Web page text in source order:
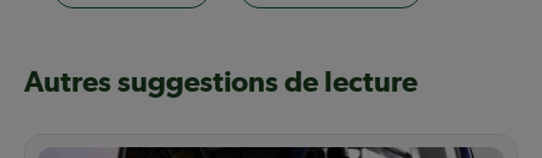
Autres suggestions de lecture